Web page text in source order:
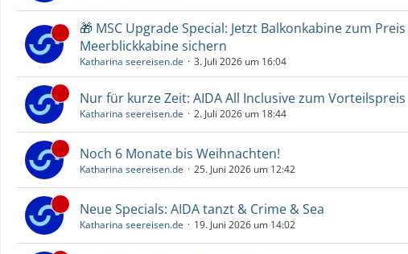
🎁 MSC Upgrade Special: Jetzt Balkonkabine zum
Meerblickkabine sichern
Katharina seereisen.de 3. Juli 2026 um 16:04
Nur für kurze Zeit: AIDA All Inclusive zum Vorteilspreis
Katharina seereisen.de 2. Juli 2026 um 18:44
Noch 6 Monate bis Weihnachten!
Katharina seereisen.de 25. Juni 2026 um 12:42
Neue Specials: AIDA tanzt & Crime & Sea
Katharina seereisen.de 19. Juni 2026 um 14:02